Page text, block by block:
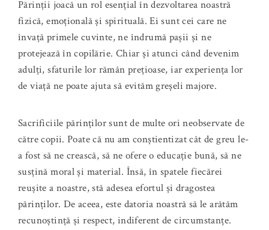
Părinții joacă un rol esențial în dezvoltarea noastră
fizică, emoțională și spirituală. Ei sunt cei care ne
învață primele cuvinte, ne îndrumă pașii și ne
protejează în copilărie. Chiar și atunci când devenim
adulți, sfaturile lor rămân prețioase, iar experiența lor
de viață ne poate ajuta să evităm greșeli majore.
Sacrificiile părinților sunt de multe ori neobservate de
către copii. Poate că nu am conștientizat cât de greu le-
a fost să ne crească, să ne ofere o educație bună, să ne
susțină moral și material. Însă, în spatele fiecărei
reușite a noastre, stă adesea efortul și dragostea
părinților. De aceea, este datoria noastră să le arătăm
recunoștință și respect, indiferent de circumstanțe.